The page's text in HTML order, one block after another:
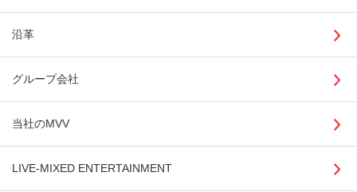
沿革
グループ会社
当社のMVV
LIVE-MIXED ENTERTAINMENT